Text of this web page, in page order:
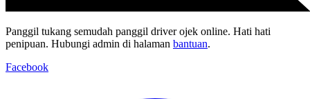
Panggil tukang semudah panggil driver ojek online. Hati hati
penipuan. Hubungi admin di halaman bantuan.
Facebook